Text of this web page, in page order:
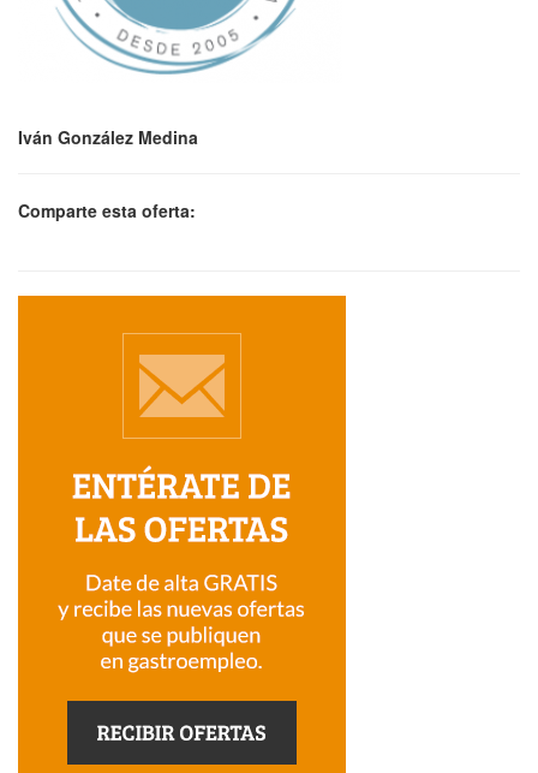
Iván González Medina
Comparte esta oferta: